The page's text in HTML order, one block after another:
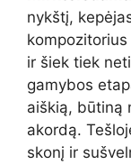
nykštį,
ir šiek tiek
gamybos
aiškią, būtiną
akordą.
skonį ir